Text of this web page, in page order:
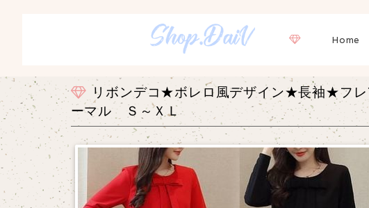
Home
リボンデコ★ボレロ風デザイン★長袖★フ
ーマル Ｓ～ＸＬ